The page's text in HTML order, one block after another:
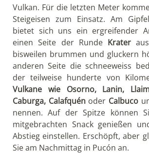
Vulkan. Für die letzten Meter
Steigeisen zum Einsatz. Am
bietet sich uns ein ergreifender
einen Seite der Runde Krater
bisweilen brummen und gluckern
anderen Seite die schneeweiss
der teilweise hunderte von
Vulkane wie
Osorno, Lanin,
Caburga, Calafquén oder Calbuco
nennen. Auf der Spitze können
mitgebrachten Snack genießen
Abstieg einstellen. Erschöpft, aber
Sie am Nachmittag in Pucón an.